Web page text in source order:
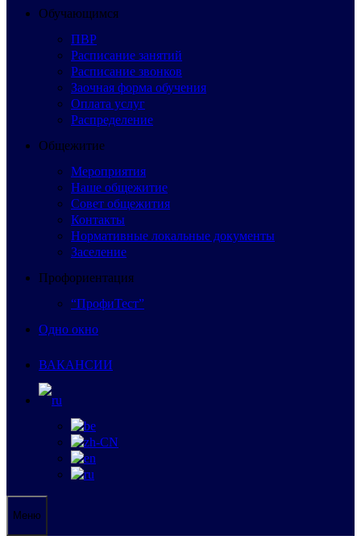
Обучающимся
ПВР
Расписание занятий
Расписание звонков
Заочная форма обучения
Оплата услуг
Распределение
Общежитие
Мероприятия
Наше общежитие
Совет общежития
Контакты
Нормативные локальные документы
Заселение
Профориентация
“ПрофиТест”
Одно окно
ВАКАНСИИ
Меню